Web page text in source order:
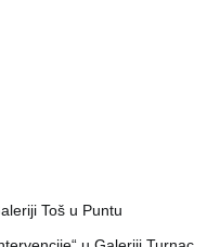
Toš u Puntu